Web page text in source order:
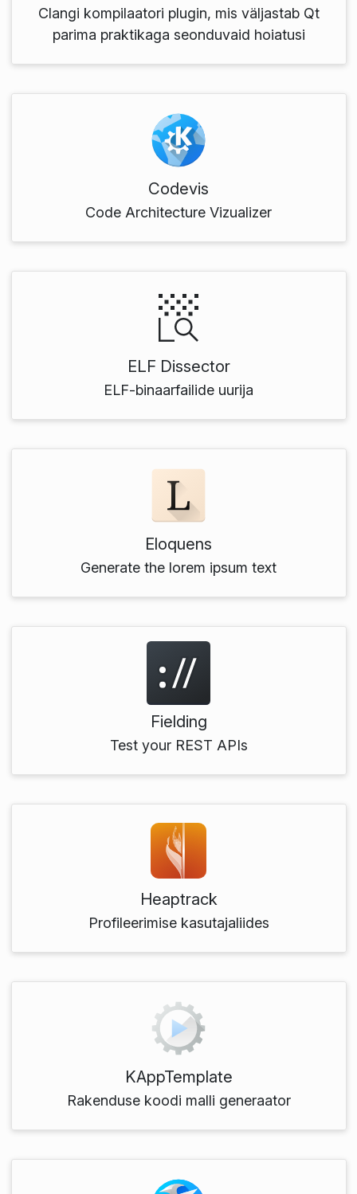
Clangi kompilaatori plugin, mis väljastab Qt
parima praktikaga seonduvaid hoiatusi
Codevis
Code Architecture Vizualizer
ELF Dissector
ELF-binaarfailide uurija
Eloquens
Generate the lorem ipsum text
Fielding
Test your REST APIs
Heaptrack
Profileerimise kasutajaliides
KAppTemplate
Rakenduse koodi malli generaator